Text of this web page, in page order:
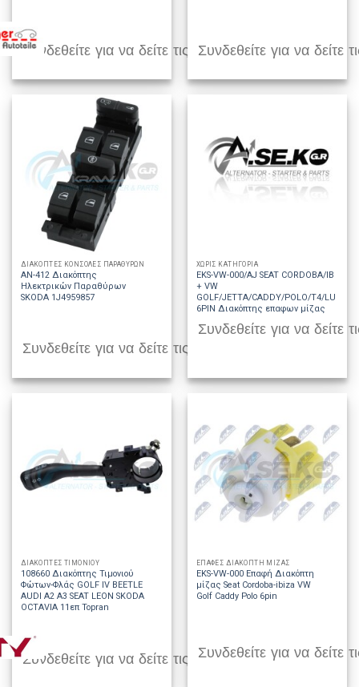
Συνδεθείτε για να δείτε τις τιμέςΣυνδεθείτε για να δείτε
ΔΙΑΚΟΠΤΕΣ ΚΟΝΣΟΛΕΣ ΠΑΡΑΘΥΡΩΝ
AN-412 Διακόπτης
Ηλεκτρικών Παραθύρων
SKODA 1J4959857
Συνδεθείτε για να δείτε τις τιμές
ΧΩΡΊΣ ΚΑΤΗΓΟΡΊΑ
EKS-VW-000/AJ SEAT CORDOBA/IBIZA
+ VW
GOLF/JETTA/CADDY/POLO/T4/LUPO
6PIN Διακόπτης επαφων μίζας
Συνδεθείτε για να δείτε
ΔΙΑΚΟΠΤΕΣ ΤΙΜΟΝΙΟΥ
108660 Διακόπτης Τιμονιού
Φώτων-Φλάς GOLF IV BEETLE
AUDI A2 A3 SEAT LEON SKODA
OCTAVIA 11επ Topran
Συνδεθείτε για να δείτε τις τιμές
ΕΠΑΦΕΣ ΔΙΑΚΟΠΤΗ ΜΙΖΑΣ
EKS-VW-000 Επαφή Διακόπτη
μίζας Seat Cordoba-ibiza VW
Golf Caddy Polo 6pin
Συνδεθείτε για να δείτε